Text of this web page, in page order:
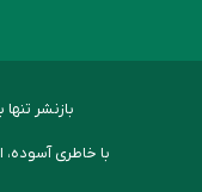
بازنشر
با خاطری آسوده،